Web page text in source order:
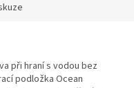
při hraní s vodou bez
podložka Ocean